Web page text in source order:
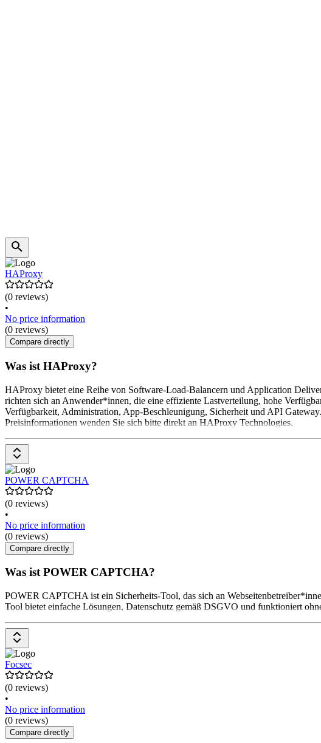
HAProxy
(0 reviews)
•
No price information
(0 reviews)
Compare directly
Was ist HAProxy?
HAProxy bietet eine Reihe von Software-Load-Balancern und Application
richten sich an Anwender*innen, die eine effiziente Lastverteilung, hohe
Verfügbarkeit, Administration, App-Beschleunigung, Sicherheit und API
Preisinformationen wenden Sie sich bitte direkt an HAProxy Technologies.
POWER CAPTCHA
(0 reviews)
•
No price information
(0 reviews)
Compare directly
Was ist POWER CAPTCHA?
POWER CAPTCHA ist ein Sicherheits-Tool, das sich an
Tool bietet einfache Lösungen, Datenschutz gemäß DSGVO und funktioniert
Focsec
(0 reviews)
•
No price information
(0 reviews)
Compare directly